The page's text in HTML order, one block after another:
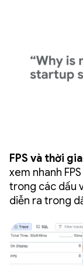
FPS và thời
xem nhanh
trong các dấu
diễn ra trong